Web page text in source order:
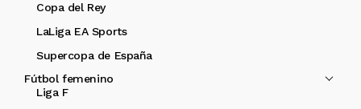
Copa del Rey
LaLiga EA Sports
Supercopa de España
Fútbol femenino
Liga F